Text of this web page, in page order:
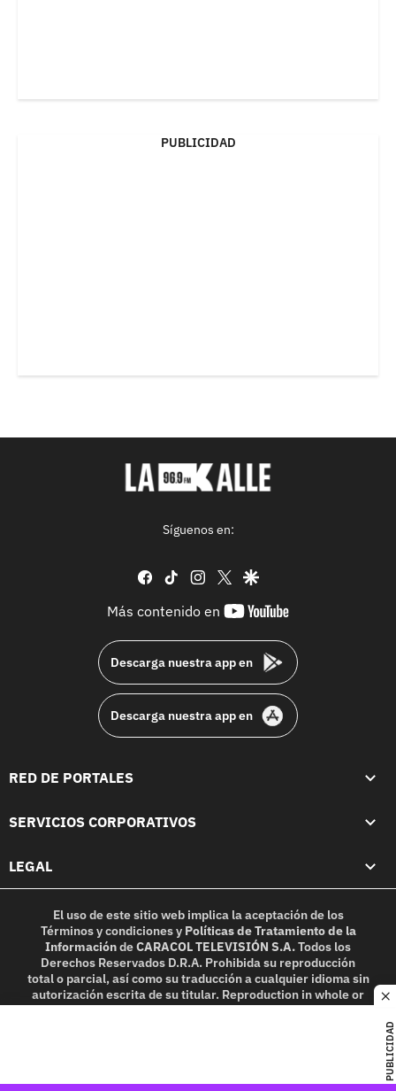
PUBLICIDAD
PUBLICIDAD
Síguenos en:
facebook
tiktok instagram
twittergoogle
Más contenido en
youtube-
Descarga nuestra app en
Descarga nuestra app en
RED DE PORTALES
SERVICIOS CORPORATIVOS
LEGAL
El uso de este sitio web implica la aceptación de los
Términos y condicionesy Políticas de Tratamiento de la
InformacióndeCARACOL TELEVISIÓN S.A.Todos los
Derechos Reservados D.R.A. Prohibida su reproducción
total o parcial, así como su traducción a cualquier idioma sin
autorización escrita de su titular. Reproduction in whole or
in part, or translation without written permission is